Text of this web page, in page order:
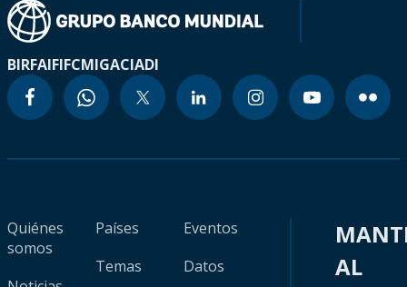
BIRFAIFIFCMIGACIADI
Quiénes
somos
Países
Temas
Eventos
Datos
AL